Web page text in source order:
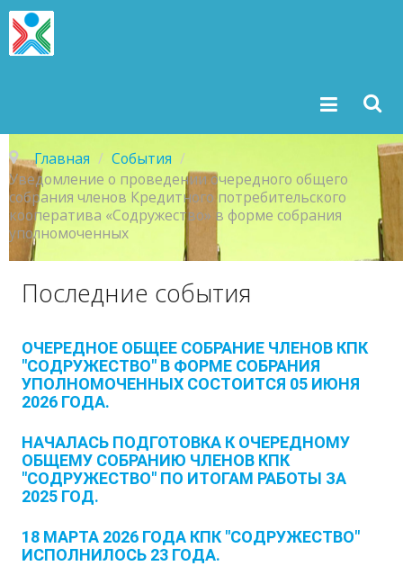
Главная / События /
Уведомление о проведении очередного общего
собрания членов Кредитного потребительского
кооператива «Содружество» в форме собрания
уполномоченных
Последние события
ОЧЕРЕДНОЕ ОБЩЕЕ СОБРАНИЕ ЧЛЕНОВ КПК
"СОДРУЖЕСТВО" В ФОРМЕ СОБРАНИЯ
УПОЛНОМОЧЕННЫХ СОСТОИТСЯ 05 ИЮНЯ
2026 ГОДА.
НАЧАЛАСЬ ПОДГОТОВКА К ОЧЕРЕДНОМУ
ОБЩЕМУ СОБРАНИЮ ЧЛЕНОВ КПК
"СОДРУЖЕСТВО" ПО ИТОГАМ РАБОТЫ ЗА
2025 ГОД.
18 МАРТА 2026 ГОДА КПК "СОДРУЖЕСТВО"
ИСПОЛНИЛОСЬ 23 ГОДА.